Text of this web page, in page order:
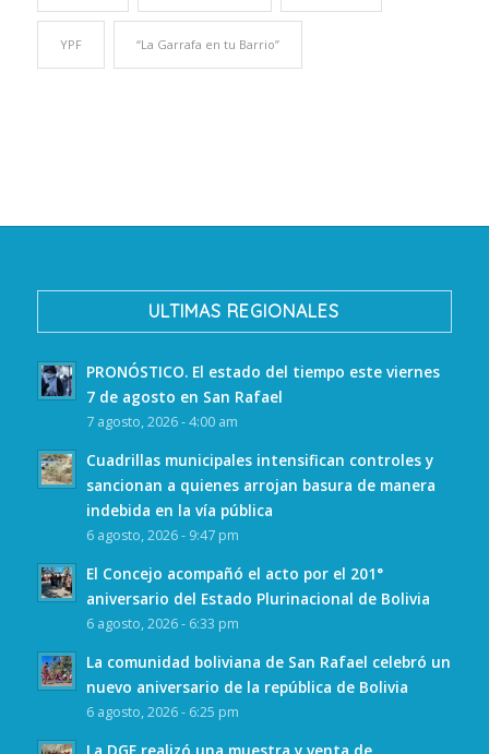
YPF “La Garrafa en tu Barrio”
ULTIMAS REGIONALES
PRONÓSTICO. El estado del tiempo este viernes
7 de agosto en San Rafael
7 agosto, 2026 - 4:00 am
Cuadrillas municipales intensifican controles y
sancionan a quienes arrojan basura de manera
indebida en la vía pública
6 agosto, 2026 - 9:47 pm
El Concejo acompañó el acto por el 201°
aniversario del Estado Plurinacional de Bolivia
6 agosto, 2026 - 6:33 pm
La comunidad boliviana de San Rafael celebró un
nuevo aniversario de la república de Bolivia
6 agosto, 2026 - 6:25 pm